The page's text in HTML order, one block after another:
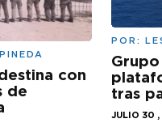
con
de
POR:
tras
JULIO 30